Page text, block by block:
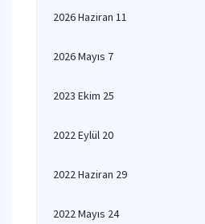
2026 Haziran 11
2026 Mayıs 7
2023 Ekim 25
2022 Eylül 20
2022 Haziran 29
2022 Mayıs 24